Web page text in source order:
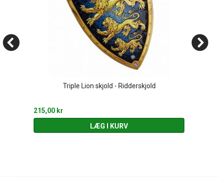
Triple Lion skjold - Ridderskjold
215,00 kr
LÆG I KURV